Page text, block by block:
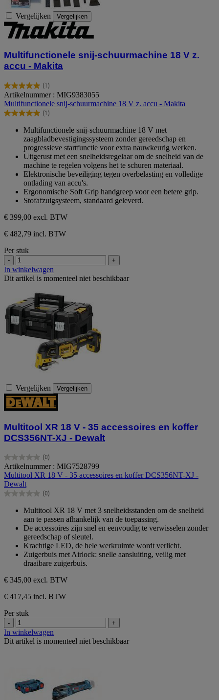
Vergelijken Vergelijken
Multifunctionele snij-schuurmachine 18 V z.
accu - Makita
(1)
5.0
van
de
5
beoordeling
Artikelnummer : MIG9383055
Multifunctionele snij-schuurmachine 18 V z. accu - Makita
(1)
5.0
sterren.
beoordeling
Multifunctionele snij-schuurmachine 18 V met
zaagbladbevestigingssysteem zonder gereedschap en
progressieve startfunctie voor extra nauwkeurig werken.
Uitgerust met een snelheidsregelaar om de snelheid van de
machine te regelen volgens het te schuren materiaal.
Elektronische beveiliging tegen overbelasting en volledige
ontlading van accu's.
Ergonomische Soft Grip handgreep voor een betere grip.
Stofafzuigsysteem, standaard geleverd.
€ 399,00 excl. BTW
€ 482,79 incl. BTW
Per stuk
- +
In winkelwagen
Dit artikel is momenteel niet beschikbaar
Vergelijken Vergelijken
Multitool XR 18 V - 35 accessoires en koffer
DCS356NT-XJ - Dewalt
(0)
0.0
van
de
5
sterren.
Artikelnummer : MIG7528799
Multitool XR 18 V - 35 accessoires en koffer DCS356NT-XJ -
Dewalt
(0)
0.0
sterren.
Multitool XR 18 V met 3 snelheidsstanden om de snelheid
aan te passen afhankelijk van de toepassing.
De accessoires zijn snel en eenvoudig te verwisselen zonder
gereedschap of sleutel.
Krachtige LED, de hele werkruimte wordt verlicht.
Zuigerbuis met Airlock: snelle aansluiting, veilig met
draaibare zuigerbuis.
€ 345,00 excl. BTW
€ 417,45 incl. BTW
Per stuk
- +
In winkelwagen
Dit artikel is momenteel niet beschikbaar